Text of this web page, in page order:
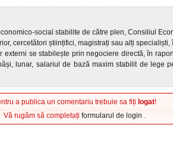
social stabilite de către plen, Consiliul
cercetători științifici, magistrați sau alți
se stabilește prin negociere directă, în
lunar, salariul de bază maxim stabilit de lege
a publica un comentariu trebuie sa fiți logat!
Vă rugăm să completați formularul de login .